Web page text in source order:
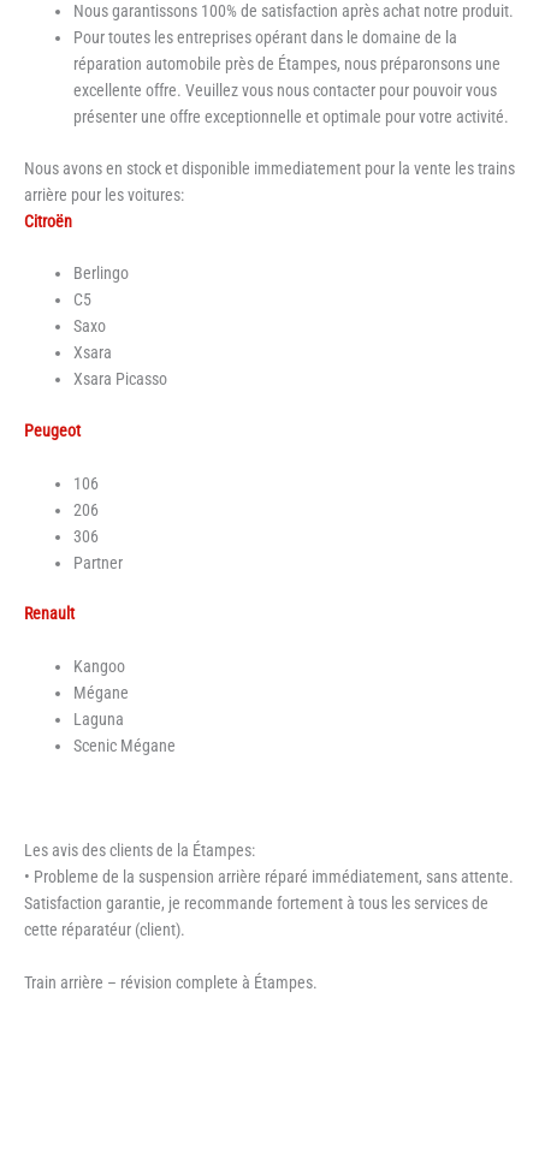
Nous garantissons 100% de satisfaction après achat notre produit.
Pour toutes les entreprises opérant dans le domaine de la
réparation automobile près de Étampes, nous préparonsons une
excellente offre. Veuillez vous nous contacter pour pouvoir vous
présenter une offre exceptionnelle et optimale pour votre activité.
Nous avons en stock et disponible immediatement pour la vente les trains
arrière pour les voitures:
Citroën
Berlingo
C5
Saxo
Xsara
Xsara Picasso
Peugeot
106
206
306
Partner
Renault
Kangoo
Mégane
Laguna
Scenic Mégane
Les avis des clients de la Étampes:
• Probleme de la suspension arrière réparé immédiatement, sans attente.
Satisfaction garantie, je recommande fortement à tous les services de
cette réparatéur (client).
Train arrière – révision complete à Étampes.